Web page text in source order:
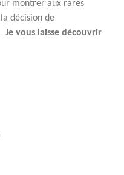
montrer aux rares
décision de
Je vous laisse découvrir